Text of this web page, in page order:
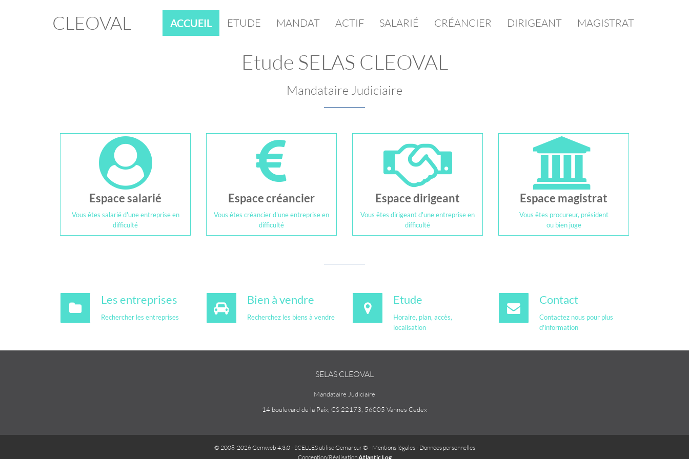
CLEOVAL ACCUEIL ETUDE MANDAT ACTIF SALARIÉ CRÉANCIER DIRIGEANT MAGISTRAT
Etude SELAS CLEOVAL
Mandataire Judiciaire
Espace salarié
Vous êtes salarié d'une entreprise en
difficulté
Espace créancier
Vous êtes créancier d'une entreprise en
difficulté
Espace dirigeant
Vous êtes dirigeant d'une entreprise en
difficulté
Espace magistrat
Vous êtes procureur, président
ou bien juge
Les entreprises
Rechercher les entreprises
Bien à vendre
Recherchez les biens à vendre
Etude
Horaire, plan, accès,
localisation
Contact
Contactez nous pour plus
d'information
SELAS CLEOVAL
Mandataire Judiciaire
14 boulevard de la Paix, CS 22173, 56005 Vannes Cedex
© 2008-2026 Gemweb 4.3.0- SCELLES utiliseGemarcur © - Mentions légales- Données personnelles
Conception/RéalisationAtlantic Log